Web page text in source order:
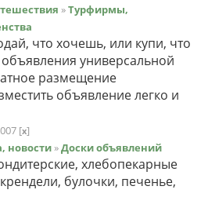
»Турфирмы,
что хочешь, или купи, что
универсальной
размещение
объявление легко и
[x]
новости »Доски объявлений
хлебопекарные
булочки, печенье,